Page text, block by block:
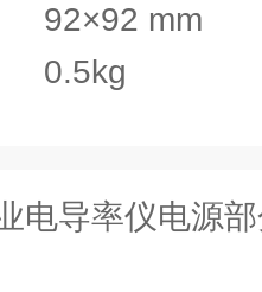
92×92 mm
0.5kg
电导率仪电源部分